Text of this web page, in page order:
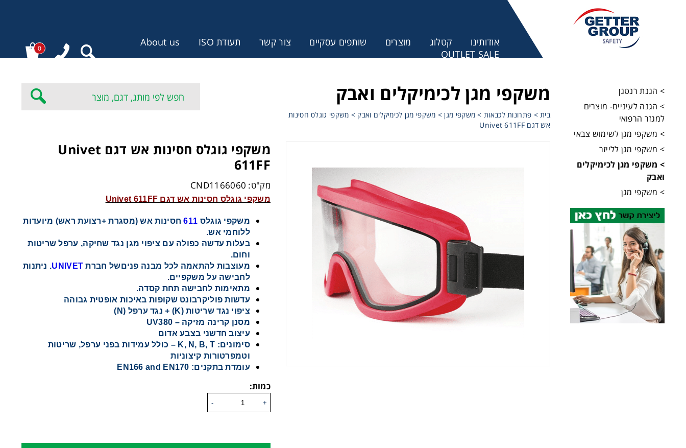
אודותינו קטלוג מוצרים שותפים עסקיים צור קשר תעודת ISO
About us
OUTLET SALE
0
> הגנת רנטגן
> הגנה לעיניים- מוצרים
למגזר הרפואי
> משקפי מגן לשימוש צבאי
> משקפי מגן ללייזר
> משקפי מגן לכימיקלים
ואבק
> משקפי מגן
משקפי מגן לכימיקלים ואבק
בית> פתרונות לכבאות> משקפי מגן> משקפי מגן לכימיקלים ואבק > משקפי גוגלס חסינות
אש דגם Univet 611FF
משקפי גוגלס חסינות אש דגם Univet
611FF
מק"ט: CND1166060
משקפי גוגלס חסינות אש דגם Univet 611FF
משקפי גוגלס 611חסינות אש (מסגרת +רצועת ראש) מיועדות
ללוחמי אש.
בעלות עדשה כפולה עם ציפוי מגן נגד שחיקה, ערפל שריטות
וחום.
מעוצבות להתאמה לכל מבנה פניםשל חברת UNIVET. ניתנות
לחבישה על משקפיים.
מתאימות לחבישה תחת קסדה.
עדשות פוליקרבונט שקופות באיכות אופטית גבוהה
ציפוי נגד שריטות (K) + נגד ערפל (N)
מסנן קרינה מזיקה – UV380
עיצוב חדשני בצבע אדום
סימונים: K, N, B, T – כולל עמידות בפני ערפל, שריטות
וטמפרטורות קיצוניות
עומדת בתקנים: EN166 and EN170
כמות:
+
-